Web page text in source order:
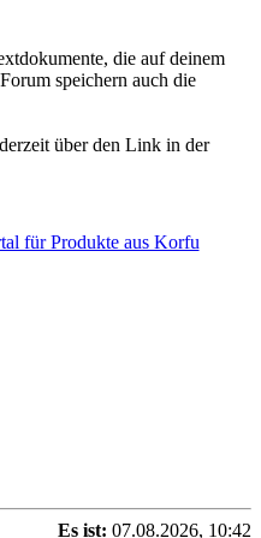
die auf deinem
speichern auch die
über den Link in der
Es ist: 07.08.2026, 10:42